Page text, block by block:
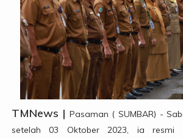
TMNews | Pasaman ( SUMBAR) -
setelah 03 Oktober 2023, ia resmi